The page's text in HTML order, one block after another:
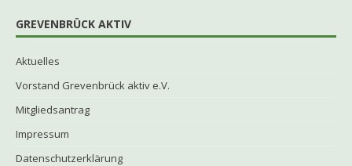
GREVENBRÜCK AKTIV
Aktuelles
Vorstand Grevenbrück aktiv e.V.
Mitgliedsantrag
Impressum
Datenschutzerklärung